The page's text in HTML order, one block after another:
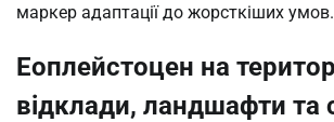
маркер адаптації до жорсткіших умов.
Еоплейстоцен на
відклади, ландшафти та